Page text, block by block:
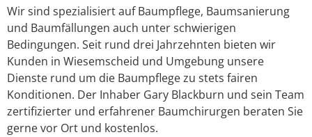
Wir sind spezialisiert auf Baumpflege, Baumsanierung
und Baumfällungen auch unter schwierigen
Bedingungen. Seit rund drei Jahrzehnten bieten wir
Kunden in Wiesemscheid und Umgebung unsere
Dienste rund um die Baumpflege zu stets fairen
Konditionen. Der Inhaber Gary Blackburn und sein Team
zertifizierter und erfahrener Baumchirurgen beraten Sie
gerne vor Ort und kostenlos.